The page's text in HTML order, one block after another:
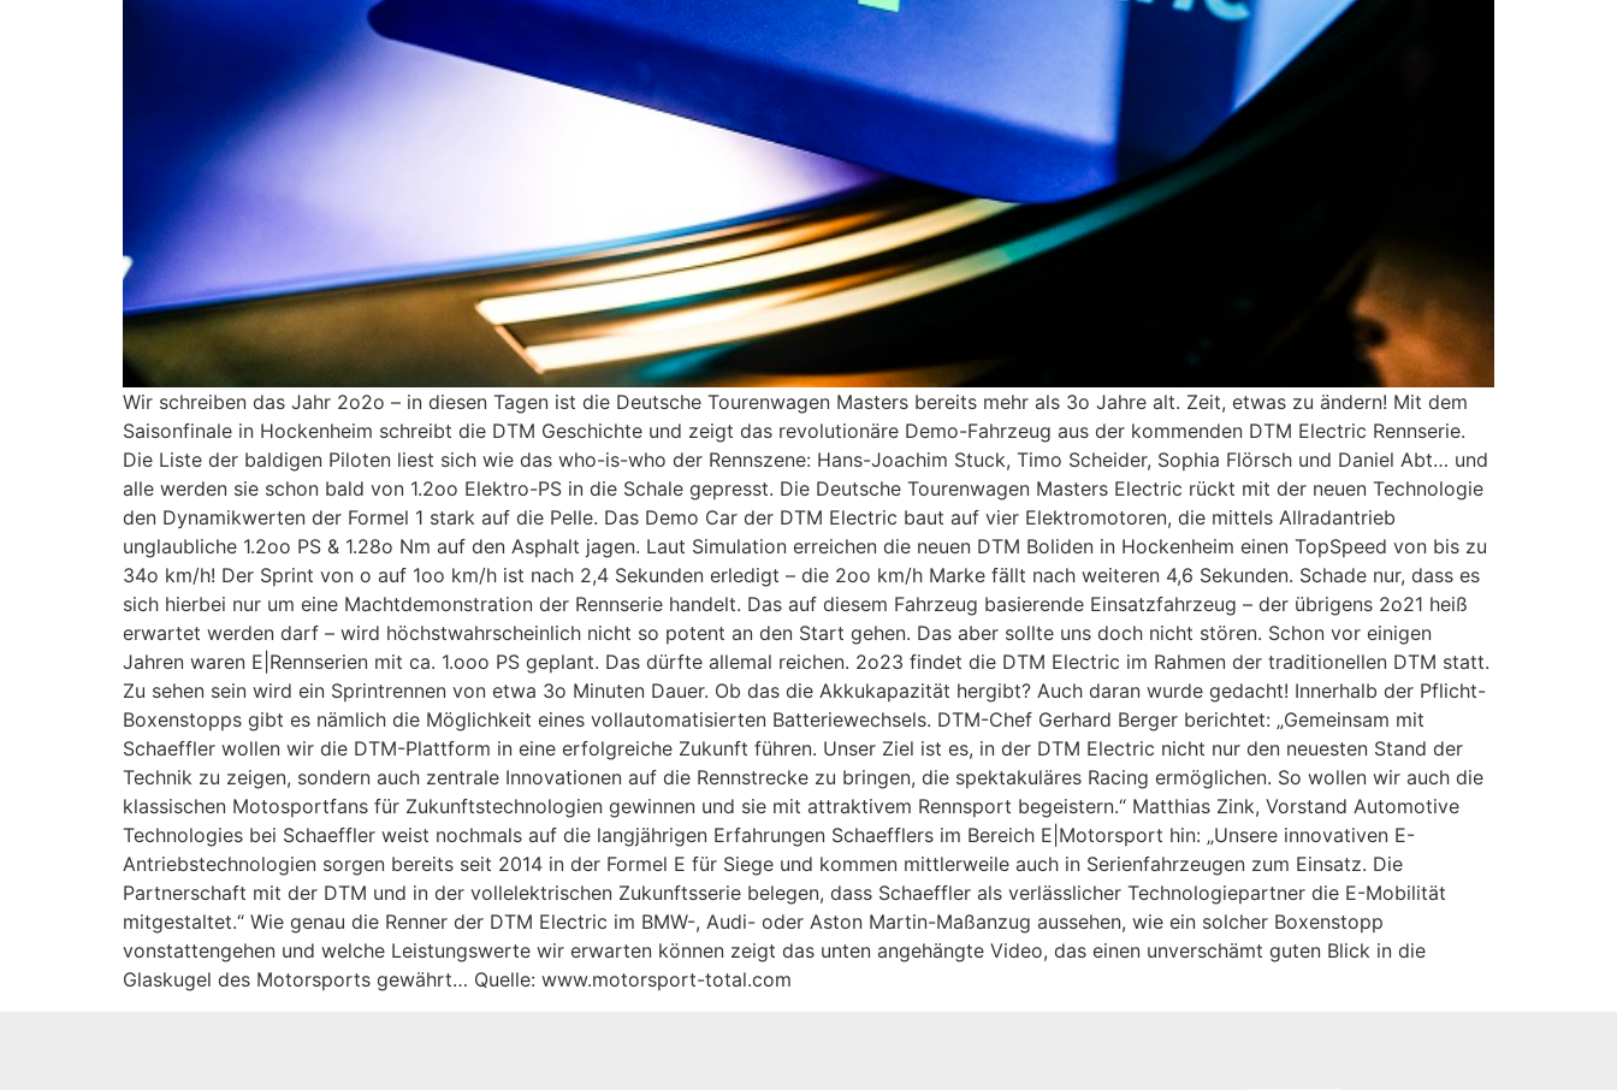
Wir schreiben das Jahr 2o2o – in diesen Tagen ist die Deutsche Tourenwagen Masters bereits mehr als 3o Jahre alt. Zeit, etwas zu ändern! Mit dem
Saisonfinale in Hockenheim schreibt die DTM Geschichte und zeigt das revolutionäre Demo-Fahrzeug aus der kommenden DTM Electric Rennserie.
Die Liste der baldigen Piloten liest sich wie das who-is-who der Rennszene: Hans-Joachim Stuck, Timo Scheider, Sophia Flörsch und Daniel Abt… und
alle werden sie schon bald von 1.2oo Elektro-PS in die Schale gepresst. Die Deutsche Tourenwagen Masters Electric rückt mit der neuen Technologie
den Dynamikwerten der Formel 1 stark auf die Pelle. Das Demo Car der DTM Electric baut auf vier Elektromotoren, die mittels Allradantrieb
unglaubliche 1.2oo PS & 1.28o Nm auf den Asphalt jagen. Laut Simulation erreichen die neuen DTM Boliden in Hockenheim einen TopSpeed von bis zu
34o km/h! Der Sprint von o auf 1oo km/h ist nach 2,4 Sekunden erledigt – die 2oo km/h Marke fällt nach weiteren 4,6 Sekunden. Schade nur, dass es
sich hierbei nur um eine Machtdemonstration der Rennserie handelt. Das auf diesem Fahrzeug basierende Einsatzfahrzeug – der übrigens 2o21 heiß
erwartet werden darf – wird höchstwahrscheinlich nicht so potent an den Start gehen. Das aber sollte uns doch nicht stören. Schon vor einigen
Jahren waren E|Rennserien mit ca. 1.ooo PS geplant. Das dürfte allemal reichen. 2o23 findet die DTM Electric im Rahmen der traditionellen DTM statt.
Zu sehen sein wird ein Sprintrennen von etwa 3o Minuten Dauer. Ob das die Akkukapazität hergibt? Auch daran wurde gedacht! Innerhalb der Pflicht-
Boxenstopps gibt es nämlich die Möglichkeit eines vollautomatisierten Batteriewechsels. DTM-Chef Gerhard Berger berichtet: „Gemeinsam mit
Schaeffler wollen wir die DTM-Plattform in eine erfolgreiche Zukunft führen. Unser Ziel ist es, in der DTM Electric nicht nur den neuesten Stand der
Technik zu zeigen, sondern auch zentrale Innovationen auf die Rennstrecke zu bringen, die spektakuläres Racing ermöglichen. So wollen wir auch die
klassischen Motosportfans für Zukunftstechnologien gewinnen und sie mit attraktivem Rennsport begeistern.“ Matthias Zink, Vorstand Automotive
Technologies bei Schaeffler weist nochmals auf die langjährigen Erfahrungen Schaefflers im Bereich E|Motorsport hin: „Unsere innovativen E-
Antriebstechnologien sorgen bereits seit 2014 in der Formel E für Siege und kommen mittlerweile auch in Serienfahrzeugen zum Einsatz. Die
Partnerschaft mit der DTM und in der vollelektrischen Zukunftsserie belegen, dass Schaeffler als verlässlicher Technologiepartner die E-Mobilität
mitgestaltet.“ Wie genau die Renner der DTM Electric im BMW-, Audi- oder Aston Martin-Maßanzug aussehen, wie ein solcher Boxenstopp
vonstattengehen und welche Leistungswerte wir erwarten können zeigt das unten angehängte Video, das einen unverschämt guten Blick in die
Glaskugel des Motorsports gewährt… Quelle: www.motorsport-total.com